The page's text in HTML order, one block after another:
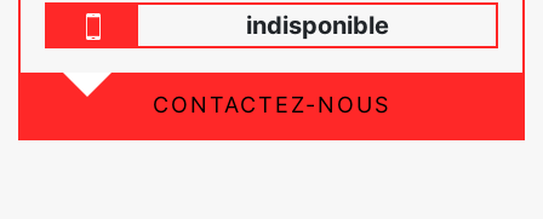
indisponible
CONTACTEZ-NOUS